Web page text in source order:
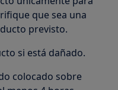
que sea una
previsto.
si está dañado.
colocado sobre